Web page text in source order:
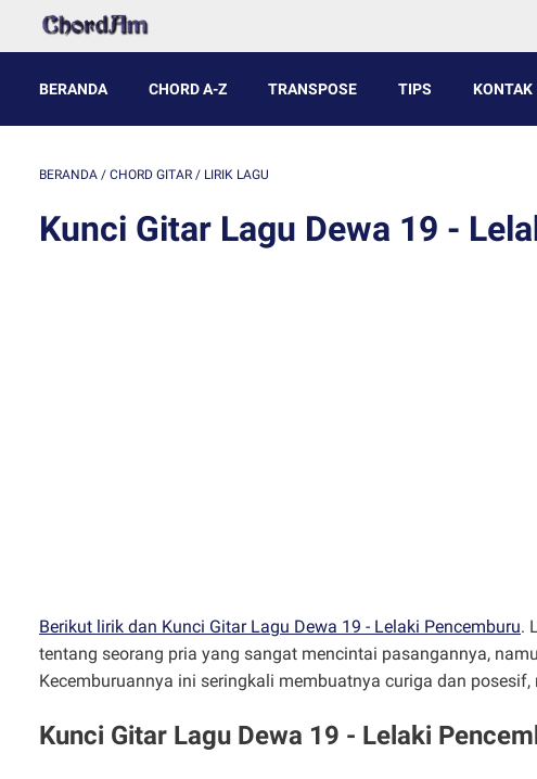
BERANDA CHORD A-Z TRANSPOSE TIPS KONTAK
BERANDA / CHORD GITAR / LIRIK LAGU
Kunci Gitar Lagu Dewa 19 -
Berikut lirik dan Kunci Gitar Lagu Dewa 19 - Lelaki Pencemburu.
tentang seorang pria yang sangat mencintai pasangannya,
Kecemburuannya ini seringkali membuatnya curiga dan
Kunci Gitar Lagu Dewa 19 - Lelaki